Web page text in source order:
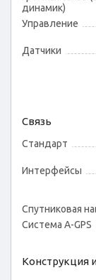
динамик)
Управление
Датчики
Связь
Стандарт
Интерфейсы
Спутниковая
Cистема A-GPS
Конструкция